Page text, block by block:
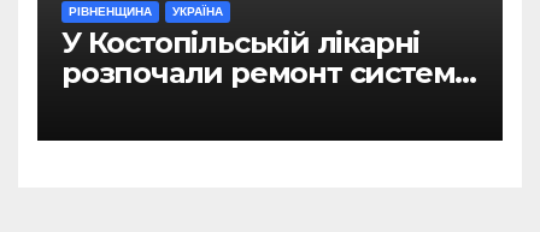
РІВНЕНЩИНА УКРАЇНА
У Костопільській лікарні
розпочали ремонт системи